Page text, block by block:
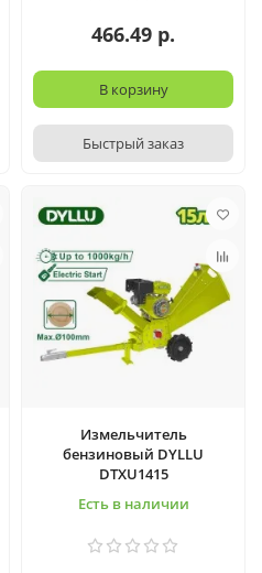
466.49 р.
В корзину
Быстрый заказ
Измельчитель
бензиновый DYLLU
DTXU1415
Есть в наличии